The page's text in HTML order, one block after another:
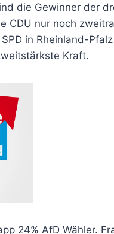
die Gewinner der
CDU nur noch
in Rheinland-
Kraft.
24% AfD Wähler.